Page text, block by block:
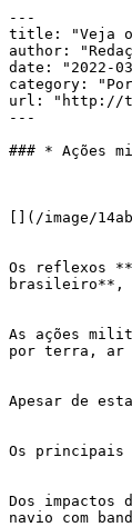
---
title: "Veja
author:
date: "2022-
category:
url: "http://
---
### * Ações
[](/image/
Os reflexos
brasileiro**,
As ações
por terra, ar
Apesar de
Os principais
Dos impactos
navio com